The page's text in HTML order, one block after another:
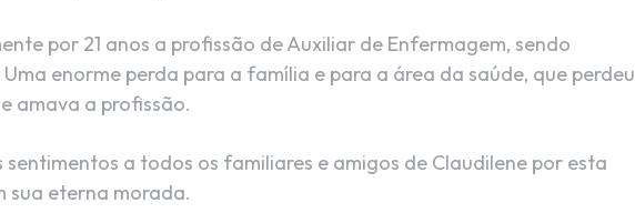
por 21 anos a profissão de Auxiliar de Enfermagem, sendo
enorme perda para a família e para a área da saúde, que perdeu
amava a profissão.
sentimentos a todos os familiares e amigos de Claudilene por esta
sua eterna morada.